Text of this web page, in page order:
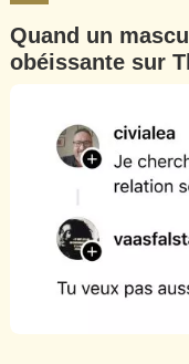
Quand un
obéissante sur